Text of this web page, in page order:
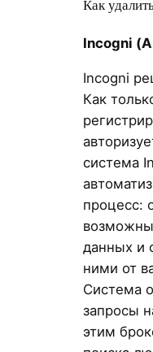
Как
Incogni
Incogni
Как
система
процесс:
данных и
ними от
Система
запросы
этим